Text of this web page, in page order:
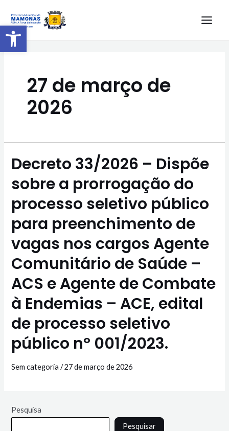
Barra de Ferramentas Aberta
27 de março de
2026
Decreto 33/2026 – Dispõe
sobre a prorrogação do
processo seletivo público
para preenchimento de
vagas nos cargos Agente
Comunitário de Saúde –
ACS e Agente de Combate
à Endemias – ACE, edital
de processo seletivo
público nº 001/2023.
Sem categoria /27 de março de 2026
Pesquisa
Pesquisar